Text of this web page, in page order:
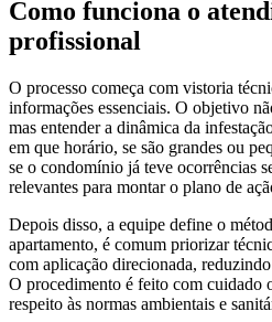
Como funciona o
profissional
O processo começa com vistoria
informações essenciais. O objetivo
mas entender a dinâmica da
em que horário, se são grandes ou
se o condomínio já teve ocorrências
relevantes para montar o plano de
Depois disso, a equipe define o
apartamento, é comum priorizar
com aplicação direcionada,
O procedimento é feito com cuidado
respeito às normas ambientais e